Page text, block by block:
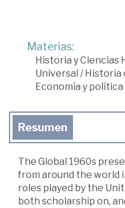
Materias:
Historia y Ciencias
Universal /Historia
Economía y política
Resumen
The Global 1960s
from around the world
roles played by the
both scholarship on,